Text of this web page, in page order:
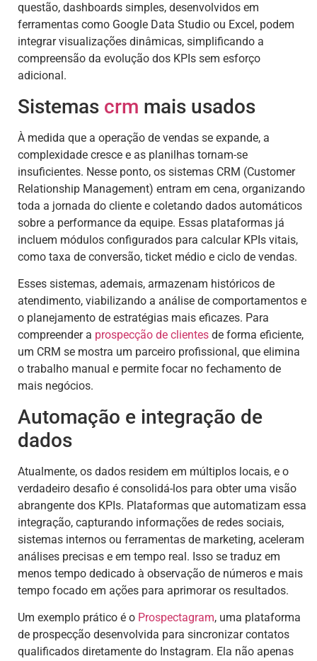
questão, dashboards simples, desenvolvidos em
ferramentas como Google Data Studio ou Excel, podem
integrar visualizações dinâmicas, simplificando a
compreensão da evolução dos KPIs sem esforço
adicional.
Sistemas crm mais usados
À medida que a operação de vendas se expande, a
complexidade cresce e as planilhas tornam-se
insuficientes. Nesse ponto, os sistemas CRM (Customer
Relationship Management) entram em cena, organizando
toda a jornada do cliente e coletando dados automáticos
sobre a performance da equipe. Essas plataformas já
incluem módulos configurados para calcular KPIs vitais,
como taxa de conversão, ticket médio e ciclo de vendas.
Esses sistemas, ademais, armazenam históricos de
atendimento, viabilizando a análise de comportamentos e
o planejamento de estratégias mais eficazes. Para
compreender a prospecção de clientes de forma eficiente,
um CRM se mostra um parceiro profissional, que elimina
o trabalho manual e permite focar no fechamento de
mais negócios.
Automação e integração de
dados
Atualmente, os dados residem em múltiplos locais, e o
verdadeiro desafio é consolidá-los para obter uma visão
abrangente dos KPIs. Plataformas que automatizam essa
integração, capturando informações de redes sociais,
sistemas internos ou ferramentas de marketing, aceleram
análises precisas e em tempo real. Isso se traduz em
menos tempo dedicado à observação de números e mais
tempo focado em ações para aprimorar os resultados.
Um exemplo prático é o Prospectagram, uma plataforma
de prospecção desenvolvida para sincronizar contatos
qualificados diretamente do Instagram. Ela não apenas